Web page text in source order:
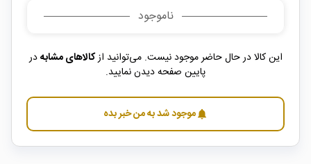
ناموجود
این کالا در حال حاضر موجود نیست. می‌توانید ازکالاهای مشابهدر
پایین صفحه دیدن نمایید.
notificationsموجود شد به من خبر بده